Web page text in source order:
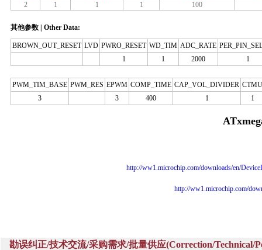
2
1 1 1 100
其他参数 | Other Data:
BROWN_OUT_RESET LVD PWRO_RESET WD_TIM ADC_RATE
1
1 2000 1
PWM_TIM_BASE PWM_RES EPWM COMP_TIME CAP_VOL_DIVIDER CTMU
3
3 400 1 1
http://ww1.microchip.com/downloads/en/
http://ww1.microchip.com/
勘误纠正/技术交流/采购需求/批量供应(Correction/Technical/